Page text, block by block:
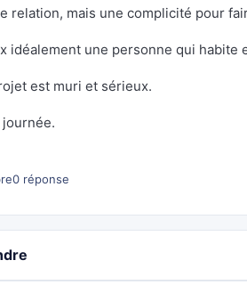
relation, mais une complicité pour
idéalement une personne qui habite
est muri et sérieux.
0 réponse